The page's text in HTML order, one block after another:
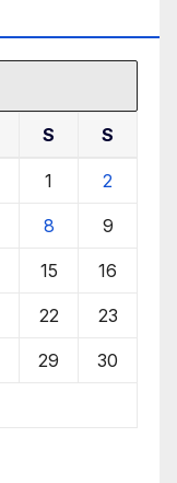
S S
1 2
8 9
15 16
22 23
29 30